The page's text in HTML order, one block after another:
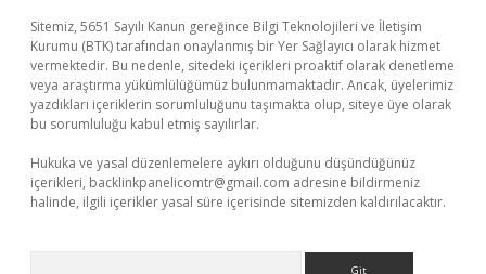
Sitemiz, 5651 Sayılı Kanun gereğince Bilgi Teknolojileri ve İletişim
Kurumu (BTK) tarafından onaylanmış bir Yer Sağlayıcı olarak hizmet
vermektedir. Bu nedenle, sitedeki içerikleri proaktif olarak denetleme
veya araştırma yükümlülüğümüz bulunmamaktadır. Ancak, üyelerimiz
yazdıkları içeriklerin sorumluluğunu taşımakta olup, siteye üye olarak
bu sorumluluğu kabul etmiş sayılırlar.
Hukuka ve yasal düzenlemelere aykırı olduğunu düşündüğünüz
içerikleri, backlinkpanelicomtr@gmail.com adresine bildirmeniz
halinde, ilgili içerikler yasal süre içerisinde sitemizden kaldırılacaktır.